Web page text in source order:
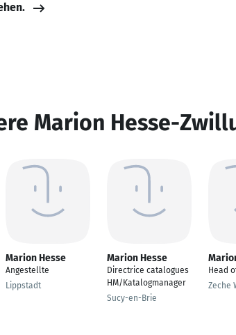
Marion Hesse-
Marion Hesse
Angestellte
Lippstadt
Marion Hesse
Directrice catalogues
HM/Katalogmanager
Sucy-en-Brie
Head
Zeche